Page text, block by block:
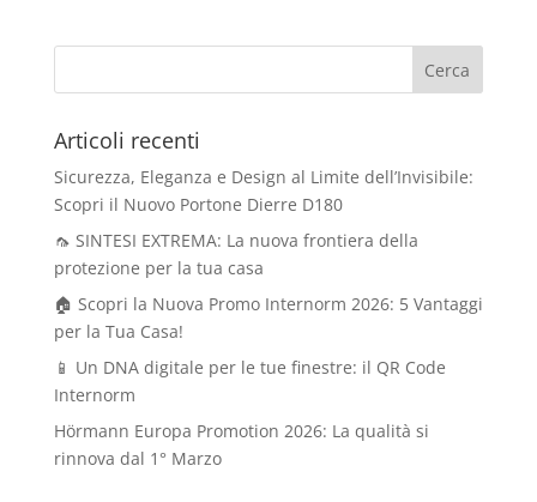
Articoli recenti
Sicurezza, Eleganza e Design al Limite dell’Invisibile:
Scopri il Nuovo Portone Dierre D180
🦟 SINTESI EXTREMA: La nuova frontiera della
protezione per la tua casa
🏠 Scopri la Nuova Promo Internorm 2026: 5 Vantaggi
per la Tua Casa!
📱 Un DNA digitale per le tue finestre: il QR Code
Internorm
Hörmann Europa Promotion 2026: La qualità si
rinnova dal 1° Marzo